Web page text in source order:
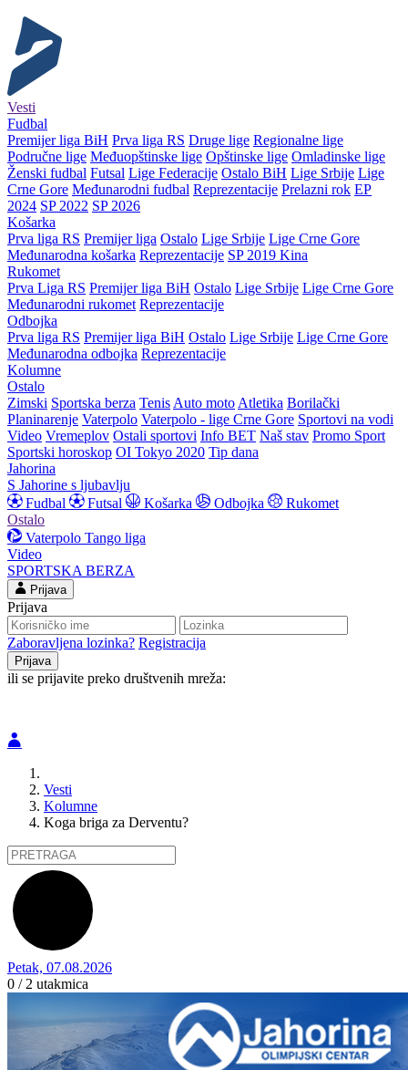
Vesti
Fudbal
Premijer liga BiH Prva liga RS Druge lige Regionalne lige
Područne lige Međuopštinske lige Opštinske lige Omladinske lige
Ženski fudbal Futsal Lige Federacije Ostalo BiH Lige Srbije Lige
Crne Gore Međunarodni fudbal Reprezentacije Prelazni rok EP
2024 SP 2022 SP 2026
Košarka
Prva liga RS Premijer liga Ostalo Lige Srbije Lige Crne Gore
Međunarodna košarka Reprezentacije SP 2019 Kina
Rukomet
Prva Liga RS Premijer liga BiH Ostalo Lige Srbije Lige Crne Gore
Međunarodni rukomet Reprezentacije
Odbojka
Prva liga RS Premijer liga BiH Ostalo Lige Srbije Lige Crne Gore
Međunarodna odbojka Reprezentacije
Kolumne
Ostalo
Zimski Sportska berza Tenis Auto moto Atletika Borilački
Planinarenje Vaterpolo Vaterpolo - lige Crne Gore Sportovi na vodi
Video Vremeplov Ostali sportovi Info BET Naš stav Promo Sport
Sportski horoskop OI Tokyo 2020 Tip dana
Jahorina
S Jahorine s ljubavlju
Fudbal
Futsal Košarka Odbojka
Rukomet
Ostalo
Vaterpolo Tango liga
Video
SPORTSKA BERZA
Prijava
Prijava
Zaboravljena lozinka? Registracija
ili se prijavite preko društvenih mreža:
Vesti
Kolumne
Koga briga za Derventu?
Petak, 07.08.2026
0 / 2 utakmica